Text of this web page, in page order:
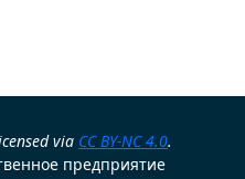
via CC BY-NC 4.0.
предприятие